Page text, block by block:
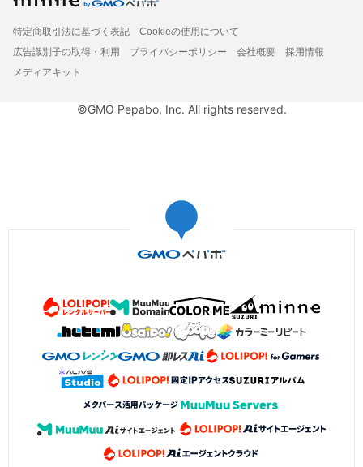
特定商取引法に基づく表記
Cookieの使用について
広告識別子の取得・利用
プライバシーポリシー 会社概要
採用情報
メディアキット
©GMO Pepabo, Inc. All rights reserved.